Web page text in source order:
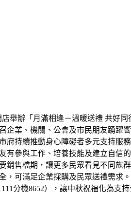
舉辦「月滿相逢－溫暖送禮 共好
業、機關、公會及市民朋友踴躍
持續推動身心障礙者多元支持服
參與工作、培養技能及建立自信
售檔期，讓更多民眾看見不同族
可滿足企業採購及民眾送禮需求
分機8652），讓中秋祝福化為支